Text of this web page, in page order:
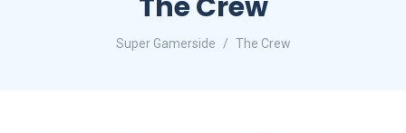
The Crew
Super Gamerside The Crew